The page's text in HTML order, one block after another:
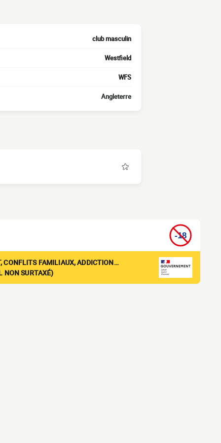
club masculin
Westfield
WFS
Angleterre
CONFLITS FAMILIAUX, ADDICTION…
NON SURTAXÉ)